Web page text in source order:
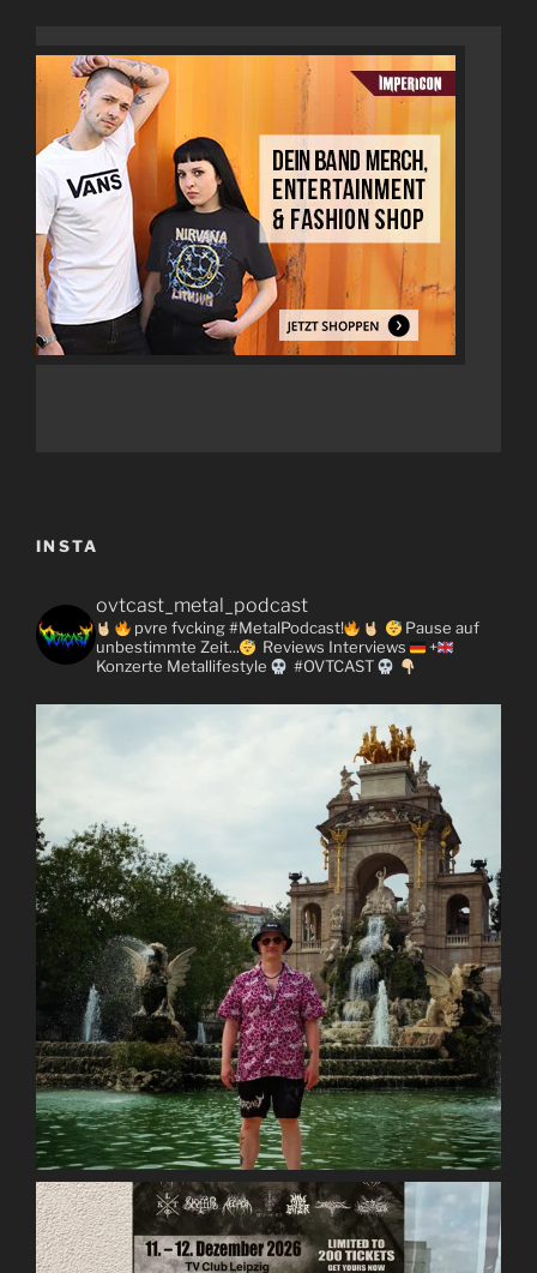
INSTA
ovtcast_metal_podcast
pvre fvcking #MetalPodcast!
Pause auf
unbestimmte Zeit...
Reviews Interviews
+
Konzerte Metallifestyle #OVTCAST